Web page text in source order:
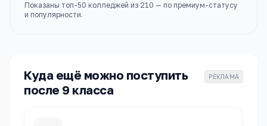
Показаны топ-50 колледжей из 210 — по премиум-статусу
и популярности.
Куда ещё можно поступить
после 9 класса
РЕКЛАМА